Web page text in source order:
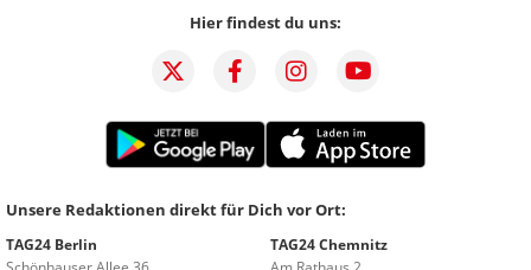
Hier findest du uns:
Unsere Redaktionen direkt für Dich vor Ort:
TAG24 Berlin
TAG24 Chemnitz